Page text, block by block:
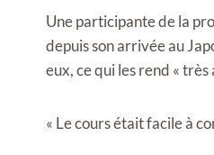
Une participante de la
depuis son arrivée au
eux, ce qui les rend «
« Le cours était facile à